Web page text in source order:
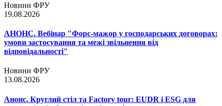
Новини ФРУ
19.08.2026
АНОНС. Вебінар "Форс-мажор у господарських договорах:
умови застосування та межі звільнення від
відповідальності"
Новини ФРУ
13.08.2026
Анонс. Круглий стіл та Factory tour: EUDR і ESG для